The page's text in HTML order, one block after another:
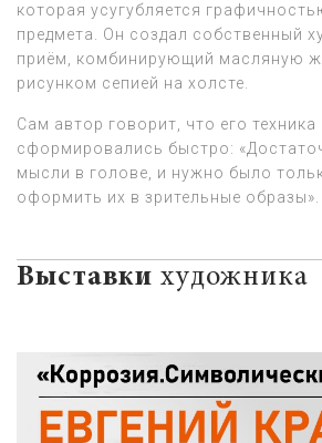
которая усугубляется
предмета. Он создал собственный
приём, комбинирующий масляную
рисунком сепией на холсте.
Сам автор говорит, что его
сформировались быстро:
мысли в голове, и нужно было
оформить их в зрительные образы».
Выставки художника